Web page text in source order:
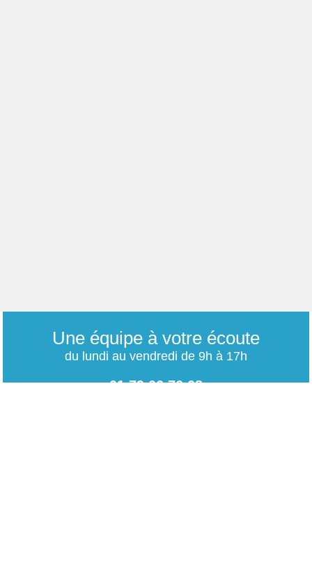
Une équipe à votre écoute
du lundi au vendredi de 9h à 17h
01 79 06 76 68